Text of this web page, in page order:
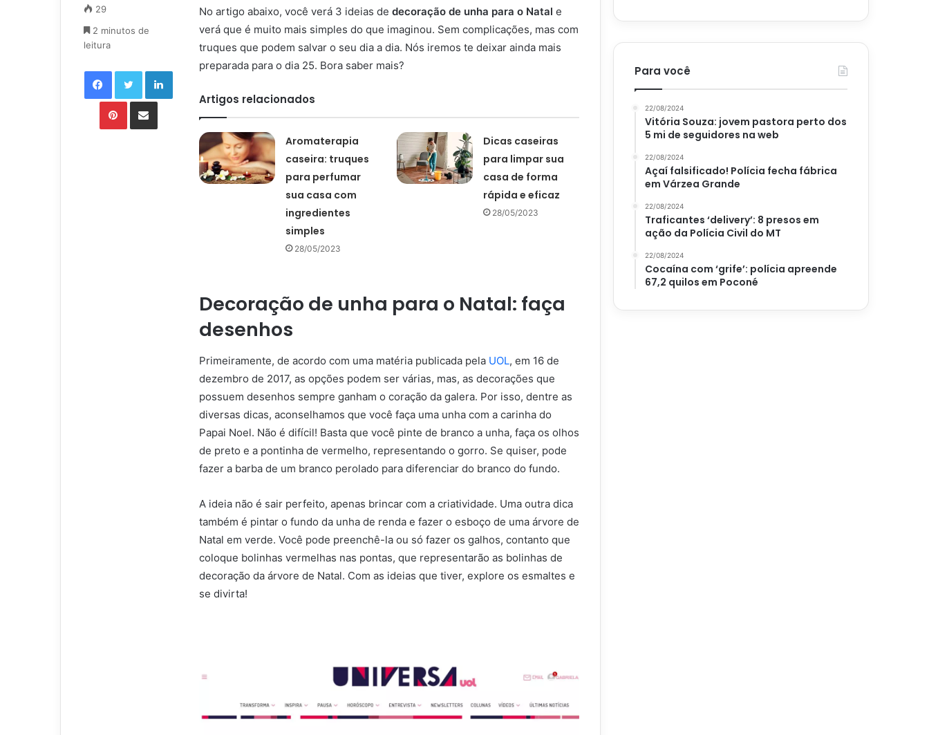
No artigo abaixo, você verá 3 ideias de decoração de unha para o Natal e
verá que é muito mais simples do que imaginou. Sem complicações, mas com
truques que podem salvar o seu dia a dia. Nós iremos te deixar ainda mais
preparada para o dia 25. Bora saber mais?
Artigos relacionados
Aromaterapia
caseira: truques
para perfumar
sua casa com
ingredientes
simples
28/05/2023
Dicas caseiras
para limpar sua
casa de forma
rápida e eficaz
28/05/2023
Decoração de unha para o Natal: faça
desenhos
Primeiramente, de acordo com uma matéria publicada pela UOL, em 16 de
dezembro de 2017, as opções podem ser várias, mas, as decorações que
possuem desenhos sempre ganham o coração da galera. Por isso, dentre as
diversas dicas, aconselhamos que você faça uma unha com a carinha do
Papai Noel. Não é difícil! Basta que você pinte de branco a unha, faça os olhos
de preto e a pontinha de vermelho, representando o gorro. Se quiser, pode
fazer a barba de um branco perolado para diferenciar do branco do fundo.
A ideia não é sair perfeito, apenas brincar com a criatividade. Uma outra dica
também é pintar o fundo da unha de renda e fazer o esboço de uma árvore de
Natal em verde. Você pode preenchê-la ou só fazer os galhos, contanto que
coloque bolinhas vermelhas nas pontas, que representarão as bolinhas de
decoração da árvore de Natal. Com as ideias que tiver, explore os esmaltes e
se divirta!
29
2 minutos de
leitura
FacebookTwitterLinkedin
PinterestCompartilhar via e-mail
Para você
22/08/2024
Vitória Souza: jovem pastora perto dos
5 mi de seguidores na web
22/08/2024
Açaí falsificado! Polícia fecha fábrica
em Várzea Grande
22/08/2024
Traficantes ‘delivery’: 8 presos em
ação da Polícia Civil do MT
22/08/2024
Cocaína com ‘grife’: polícia apreende
67,2 quilos em Poconé